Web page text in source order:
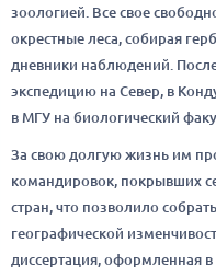
зоологией. Все свое
окрестные леса, собирая
дневники наблюдений.
экспедицию на Север, в
в МГУ на биологический
За свою долгую жизнь им
командировок, покрывших
стран, что позволило
географической
диссертация, оформленная